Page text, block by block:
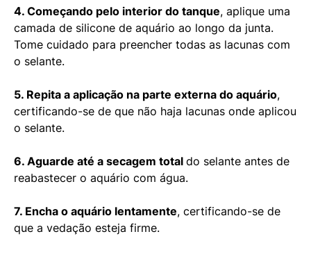
4. Começando pelo interior do tanque, aplique uma
camada de silicone de aquário ao longo da junta.
Tome cuidado para preencher todas as lacunas com
o selante.
5. Repita a aplicação na parte externa do aquário,
certificando-se de que não haja lacunas onde aplicou
o selante.
6. Aguarde até a secagem total do selante antes de
reabastecer o aquário com água.
7. Encha o aquário lentamente, certificando-se de
que a vedação esteja firme.